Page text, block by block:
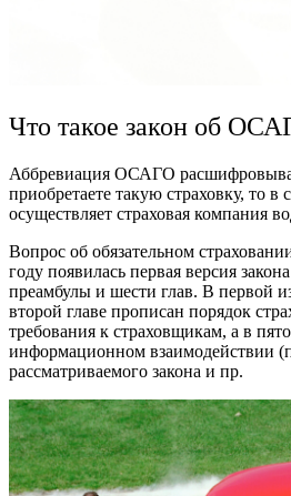
Что такое закон об
Аббревиация ОСАГО
приобретаете такую страховку,
осуществляет страховая компания
Вопрос об обязательном
году появилась первая версия
преамбулы и шести глав. В первой
второй главе прописан порядок
требования к страховщикам, а в
информационном взаимодействии
рассматриваемого закона и пр.